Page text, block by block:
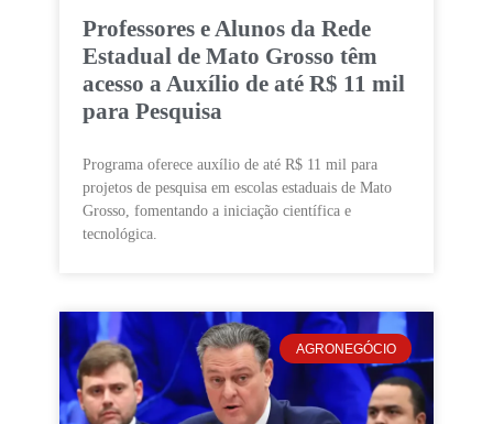
Professores e Alunos da Rede
Estadual de Mato Grosso têm
acesso a Auxílio de até R$ 11 mil
para Pesquisa
Programa oferece auxílio de até R$ 11 mil para
projetos de pesquisa em escolas estaduais de Mato
Grosso, fomentando a iniciação científica e
tecnológica.
AGRONEGÓCIO